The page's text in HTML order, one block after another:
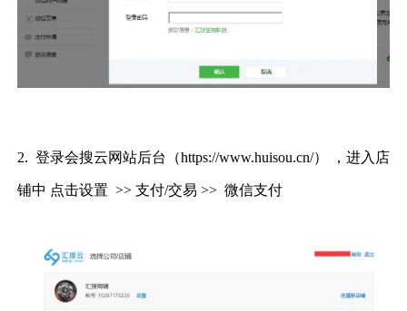
2. 登录会搜云网站后台（https://www.huisou.cn/） ，进入店
铺中 点击设置 >> 支付/交易 >> 微信支付